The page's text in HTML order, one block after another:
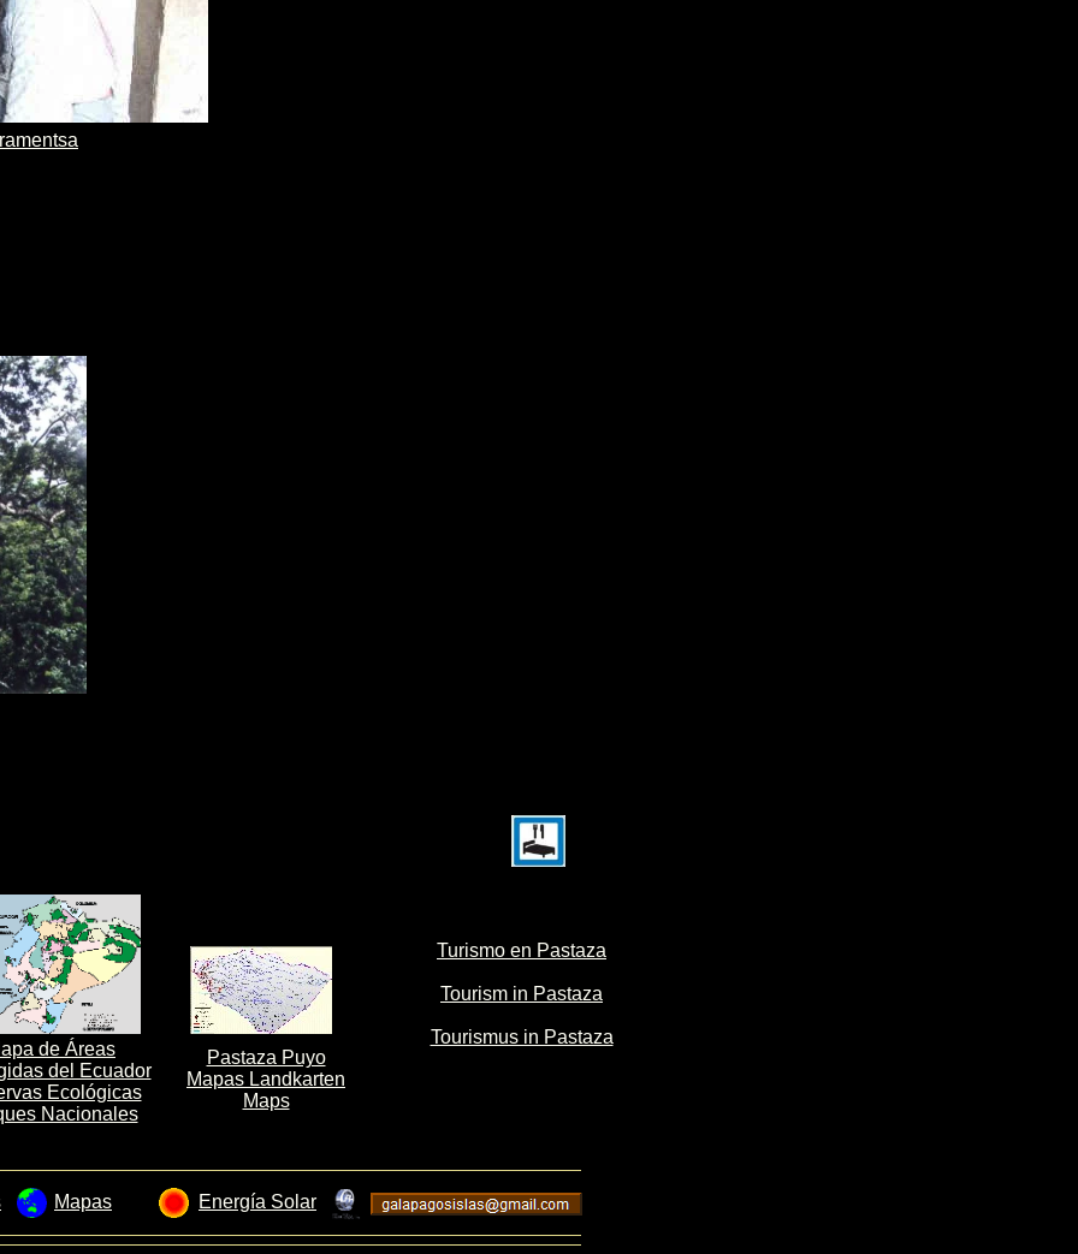
Turismo en Pastaza
Tourism in Pastaza
Tourismus in Pastaza
Mapas Energía Solar
Pastaza Puyo
Mapas Landkarten
Maps
de Áreas
del Ecuador
Ecológicas
Nacionales